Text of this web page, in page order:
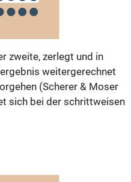
zweite, zerlegt und in
weitergerechnet
(Scherer & Moser
sich bei der schrittweisen